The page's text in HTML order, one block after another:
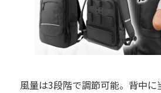
風量は3段階で調節可能。背中に